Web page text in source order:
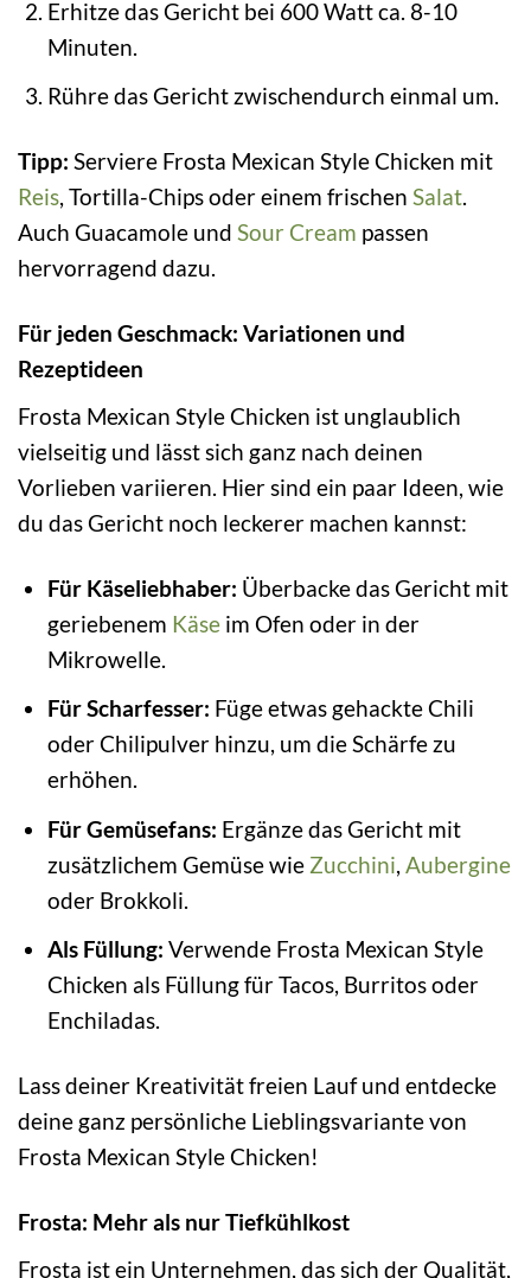
Erhitze das Gericht bei 600 Watt ca. 8-10
Minuten.
Rühre das Gericht zwischendurch einmal um.
Tipp: Serviere Frosta Mexican Style Chicken mit
Reis, Tortilla-Chips oder einem frischen Salat.
Auch Guacamole und Sour Cream passen
hervorragend dazu.
Für jeden Geschmack: Variationen und
Rezeptideen
Frosta Mexican Style Chicken ist unglaublich
vielseitig und lässt sich ganz nach deinen
Vorlieben variieren. Hier sind ein paar Ideen, wie
du das Gericht noch leckerer machen kannst:
Für Käseliebhaber: Überbacke das Gericht mit
geriebenem Käseim Ofen oder in der
Mikrowelle.
Für Scharfesser: Füge etwas gehackte Chili
oder Chilipulver hinzu, um die Schärfe zu
erhöhen.
Für Gemüsefans: Ergänze das Gericht mit
zusätzlichem Gemüse wie Zucchini, Aubergine
oder Brokkoli.
Als Füllung: Verwende Frosta Mexican Style
Chicken als Füllung für Tacos, Burritos oder
Enchiladas.
Lass deiner Kreativität freien Lauf und entdecke
deine ganz persönliche Lieblingsvariante von
Frosta Mexican Style Chicken!
Frosta: Mehr als nur Tiefkühlkost
Frosta ist ein Unternehmen, das sich der Qualität,